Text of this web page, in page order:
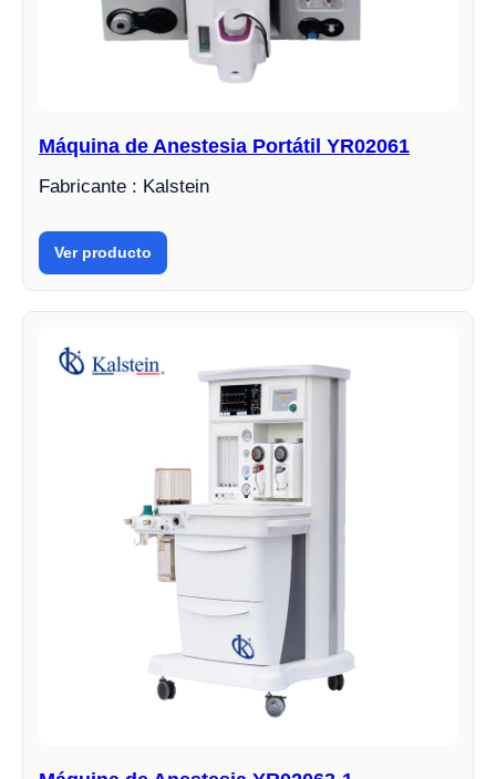
Máquina de Anestesia Portátil YR02061
Fabricante : Kalstein
Ver producto